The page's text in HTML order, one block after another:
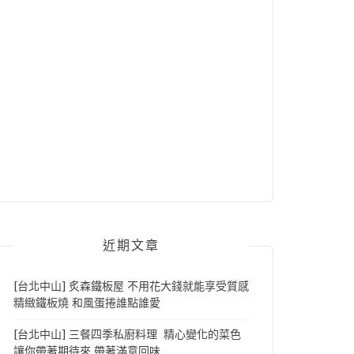
近期文章
[台北中山] 炙森鐵板屋 不用花大錢就能享受質感
精緻鐵板燒 和風蛋捲誰點誰愛
[台北中山] 三餐四季私廚料理 精心變化的菜色
讓你帶著期待來 帶著滿意回味